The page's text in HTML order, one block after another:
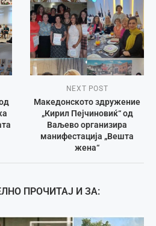
NEXT POST
Македонското здружение
„Кирил Пејчиновиќ“ од
Ваљево организира
манифестација „Вешта
жена“
ПРОЧИТАЈ И ЗА: